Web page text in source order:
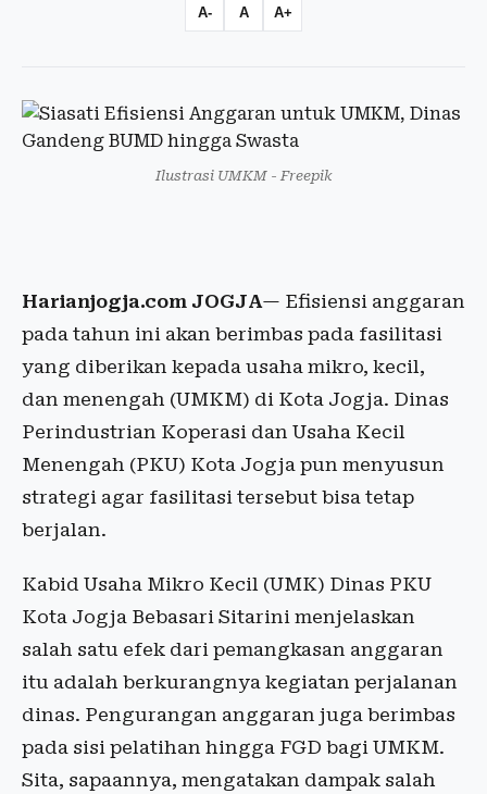
A- A A+
Ilustrasi UMKM - Freepik
Harianjogja.com JOGJA— Efisiensi anggaran
pada tahun ini akan berimbas pada fasilitasi
yang diberikan kepada usaha mikro, kecil,
dan menengah (UMKM) di Kota Jogja. Dinas
Perindustrian Koperasi dan Usaha Kecil
Menengah (PKU) Kota Jogja pun menyusun
strategi agar fasilitasi tersebut bisa tetap
berjalan.
Kabid Usaha Mikro Kecil (UMK) Dinas PKU
Kota Jogja Bebasari Sitarini menjelaskan
salah satu efek dari pemangkasan anggaran
itu adalah berkurangnya kegiatan perjalanan
dinas. Pengurangan anggaran juga berimbas
pada sisi pelatihan hingga FGD bagi UMKM.
Sita, sapaannya, mengatakan dampak salah